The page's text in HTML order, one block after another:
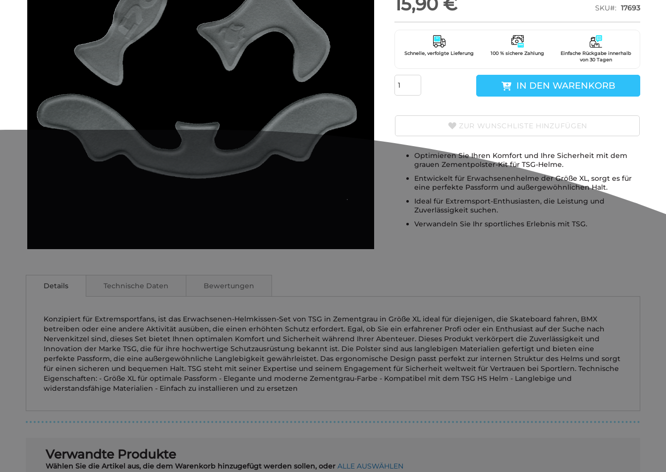
der
Bildgalerie
SKU
17693
Schnelle, verfolgte Lieferung 100 % sichere Zahlung
Einfache Rückgabe innerhalb
von 30 Tagen
IN DEN WARENKORB
ZUR WUNSCHLISTE HINZUFÜGEN
Optimieren Sie Ihren Komfort und Ihre Sicherheit mit dem
grauen Zementpolster-Kit für TSG-Helme.
Entwickelt für Erwachsenenhelme der Größe XL, sorgt es für
eine perfekte Passform und außergewöhnlichen Halt.
Ideal für Extremsport-Enthusiasten, die Leistung und
Zuverlässigkeit suchen.
Verwandeln Sie Ihr sportliches Erlebnis mit TSG.
Details
Konzipiert für Extremsportfans, ist das Erwachsenen-Helmkissen-Set von TSG in Zementgrau in Größe XL ideal für diejenigen, die Skateboard fahren, BMX
betreiben oder eine andere Aktivität ausüben, die einen erhöhten Schutz erfordert. Egal, ob Sie ein erfahrener Profi oder ein Enthusiast auf der Suche nach
Nervenkitzel sind, dieses Set bietet Ihnen optimalen Komfort und Sicherheit während Ihrer Abenteuer. Dieses Produkt verkörpert die Zuverlässigkeit und
Innovation der Marke TSG, die für ihre hochwertige Schutzausrüstung bekannt ist. Die Polster sind aus langlebigen Materialien gefertigt und bieten eine
perfekte Passform, die eine außergewöhnliche Langlebigkeit gewährleistet. Das ergonomische Design passt perfekt zur internen Struktur des Helms und sorgt
für einen sicheren und bequemen Halt. TSG steht mit seiner Expertise und seinem Engagement für Sicherheit weltweit für Vertrauen bei Sportlern. Technische
Eigenschaften: - Größe XL für optimale Passform - Elegante und moderne Zementgrau-Farbe - Kompatibel mit dem TSG HS Helm - Langlebige und
widerstandsfähige Materialien - Einfach zu installieren und zu ersetzen
Technische Daten Bewertungen
Verwandte Produkte
Wählen Sie die Artikel aus, die dem Warenkorb hinzugefügt werden sollen, oder ALLE AUSWÄHLEN